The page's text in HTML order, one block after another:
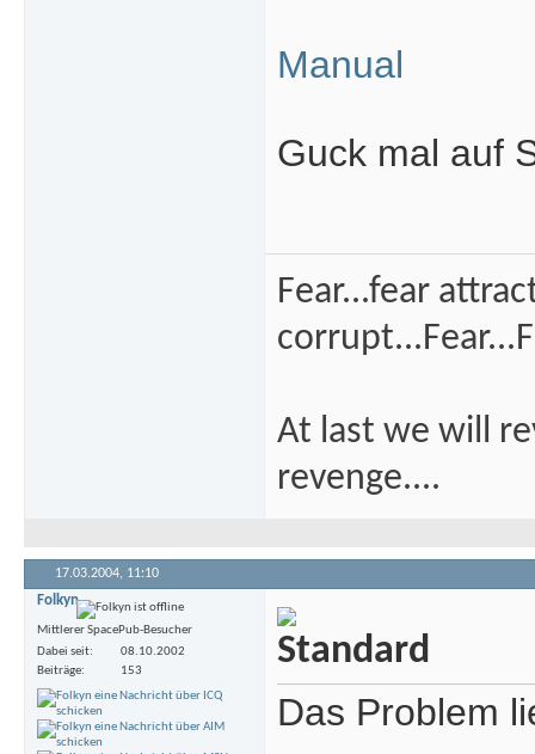
Manual
Guck mal auf
Fear...fear
At last we will
revenge....
17.03.2004, 11:10
Folkyn
Mittlerer SpacePub-Besucher
Dabei seit
08.10.2002
Beiträge
153
Das Problem